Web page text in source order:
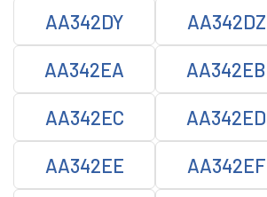
AA342DY AA342DZ
AA342EA AA342EB
AA342EC AA342ED
AA342EE AA342EF